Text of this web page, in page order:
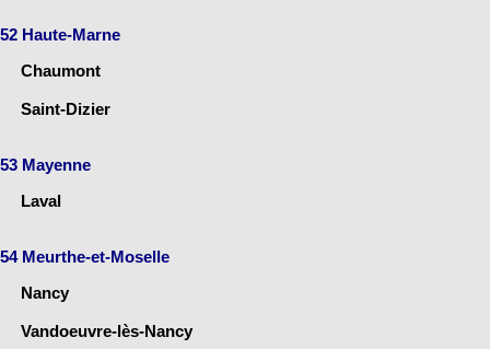
52 Haute-Marne
Chaumont
Saint-Dizier
53 Mayenne
Laval
54 Meurthe-et-Moselle
Nancy
Vandoeuvre-lès-Nancy